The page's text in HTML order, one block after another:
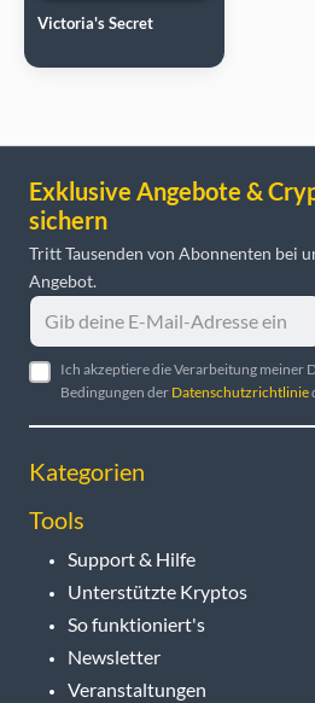
Victoria's Secret
Exklusive Angebote &
sichern
Tritt Tausenden von Abonnenten bei
Angebot.
Ich akzeptiere die Verarbeitung meiner
Bedingungen der Datenschutzrichtlinie
Kategorien
Tools
Support & Hilfe
Unterstützte Kryptos
So funktioniert's
Newsletter
Veranstaltungen